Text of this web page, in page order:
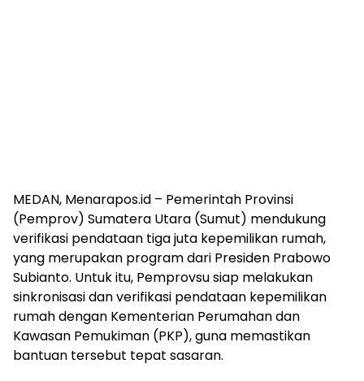
MEDAN, Menarapos.id – Pemerintah Provinsi
(Pemprov) Sumatera Utara (Sumut) mendukung
verifikasi pendataan tiga juta kepemilikan rumah,
yang merupakan program dari Presiden Prabowo
Subianto. Untuk itu, Pemprovsu siap melakukan
sinkronisasi dan verifikasi pendataan kepemilikan
rumah dengan Kementerian Perumahan dan
Kawasan Pemukiman (PKP), guna memastikan
bantuan tersebut tepat sasaran.